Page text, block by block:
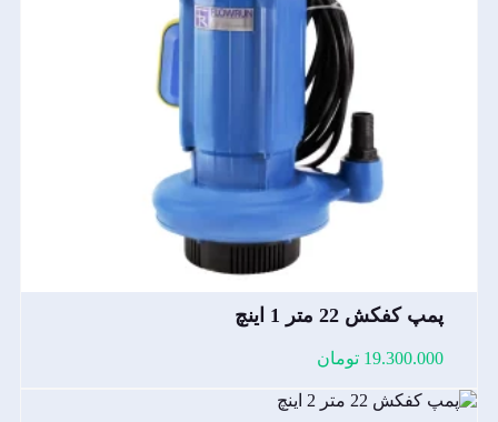
پمپ کفکش 22 متر 1 اینچ
19.300.000 تومان